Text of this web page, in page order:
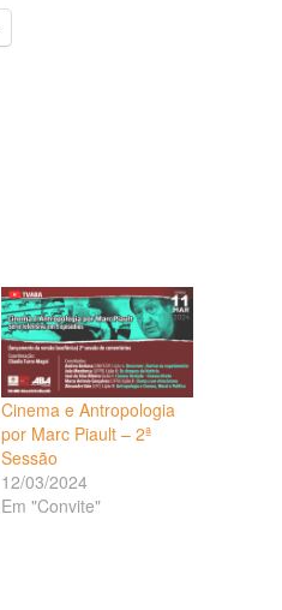
Cinema e Antropologia
por Marc Piault – 2ª
Sessão
12/03/2024
Em "Convite"